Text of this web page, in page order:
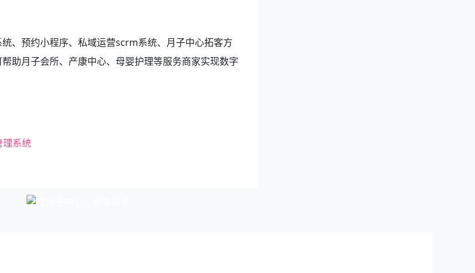
、预约小程序、私域运营scrm系统、月子中心拓客方
助月子会所、产康中心、母婴护理等服务商家实现数字